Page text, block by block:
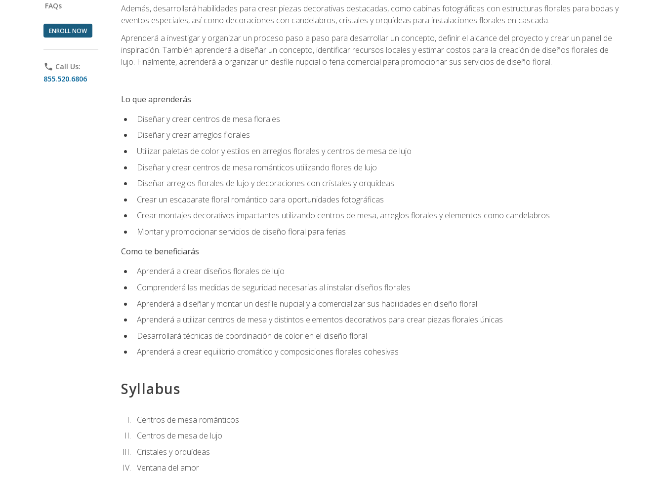
FAQs
ENROLL NOW
phone Call Us:
855.520.6806
Además, desarrollará habilidades para crear piezas decorativas destacadas, como cabinas fotográficas con estructuras florales para bodas y
eventos especiales, así como decoraciones con candelabros, cristales y orquídeas para instalaciones florales en cascada.
Aprenderá a investigar y organizar un proceso paso a paso para desarrollar un concepto, definir el alcance del proyecto y crear un panel de
inspiración. También aprenderá a diseñar un concepto, identificar recursos locales y estimar costos para la creación de diseños florales de
lujo. Finalmente, aprenderá a organizar un desfile nupcial o feria comercial para promocionar sus servicios de diseño floral.
Lo que aprenderás
Diseñar y crear centros de mesa florales
Diseñar y crear arreglos florales
Utilizar paletas de color y estilos en arreglos florales y centros de mesa de lujo
Diseñar y crear centros de mesa románticos utilizando flores de lujo
Diseñar arreglos florales de lujo y decoraciones con cristales y orquídeas
Crear un escaparate floral romántico para oportunidades fotográficas
Crear montajes decorativos impactantes utilizando centros de mesa, arreglos florales y elementos como candelabros
Montar y promocionar servicios de diseño floral para ferias
Como te beneficiarás
Aprenderá a crear diseños florales de lujo
Comprenderá las medidas de seguridad necesarias al instalar diseños florales
Aprenderá a diseñar y montar un desfile nupcial y a comercializar sus habilidades en diseño floral
Aprenderá a utilizar centros de mesa y distintos elementos decorativos para crear piezas florales únicas
Desarrollará técnicas de coordinación de color en el diseño floral
Aprenderá a crear equilibrio cromático y composiciones florales cohesivas
Syllabus
Centros de mesa románticos
Centros de mesa de lujo
Cristales y orquídeas
Ventana del amor